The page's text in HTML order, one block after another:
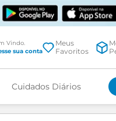
Meus
Favoritos
Cuidados Diários